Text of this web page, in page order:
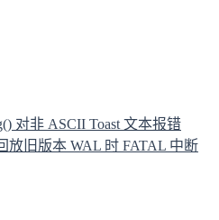
对非 ASCII Toast 文本报错
放旧版本 WAL 时 FATAL 中断